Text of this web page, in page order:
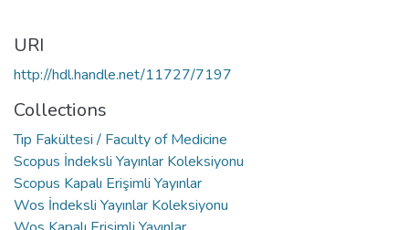
URI
http://hdl.handle.net/11727/7197
Collections
Tıp Fakültesi / Faculty of Medicine
Scopus İndeksli Yayınlar Koleksiyonu
Scopus Kapalı Erişimli Yayınlar
Wos İndeksli Yayınlar Koleksiyonu